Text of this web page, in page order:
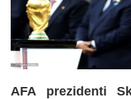
AFA prezidenti